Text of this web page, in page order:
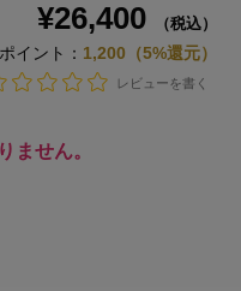
¥26,400 （税込）
イント： 1,200（5%還元）
レビューを書く
ません。